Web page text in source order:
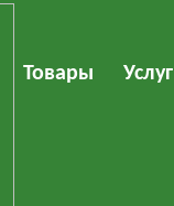
Товары